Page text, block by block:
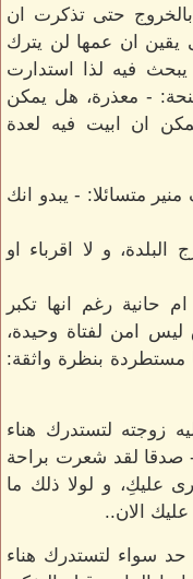
حتى تذكرت ان
يقين ان عمها لن يترك
يبحث فيه لذا استدارت
- معذرة، هل يمكن
ان ابيت فيه لعدة
متسائلا: - يبدو انك
و لا اقرباء او
حانية رغم انها تكبر
امن لفتاة وحيدة،
مستطردة بنظرة واثقة:
زوجته لتستدرك هناء
لقد شعرت براحة
عليكِ، و لولا ذلك ما
الان..
سواء لتستدرك هناء